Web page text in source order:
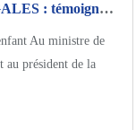
VIOLENCES CONJUGALES : témoignage / enquête. PARTIE 1
Au ministre de
au président de la